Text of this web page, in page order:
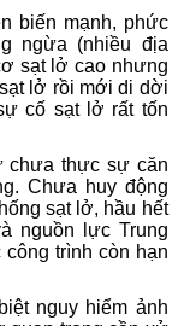
biến mạnh, phức
ngừa (nhiều địa
sạt lở cao nhưng
lở rồi mới di dời
cố sạt lở rất tốn
chưa thực sự căn
Chưa huy động
sạt lở, hầu hết
nguồn lực Trung
trình còn hạn
nguy hiểm ảnh